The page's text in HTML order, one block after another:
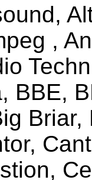
,
BBE,